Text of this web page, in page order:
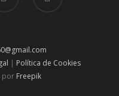
| Política de Cookies
por Freepik